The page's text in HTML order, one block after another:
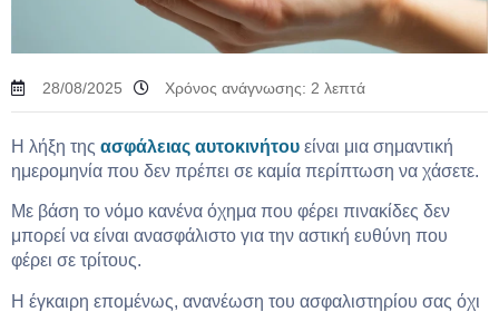
28/08/2025 Χρόνος ανάγνωσης: 2 λεπτά
Η λήξη της ασφάλειας αυτοκινήτου είναι μια σημαντική
ημερομηνία που δεν πρέπει σε καμία περίπτωση να χάσετε.
Με βάση το νόμο κανένα όχημα που φέρει πινακίδες δεν
μπορεί να είναι ανασφάλιστο για την αστική ευθύνη που
φέρει σε τρίτους.
Η έγκαιρη επομένως, ανανέωση του ασφαλιστηρίου σας όχι